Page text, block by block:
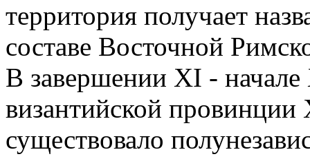
территория получает
составе Восточной
В завершении XI -
византийской провинции
существовало